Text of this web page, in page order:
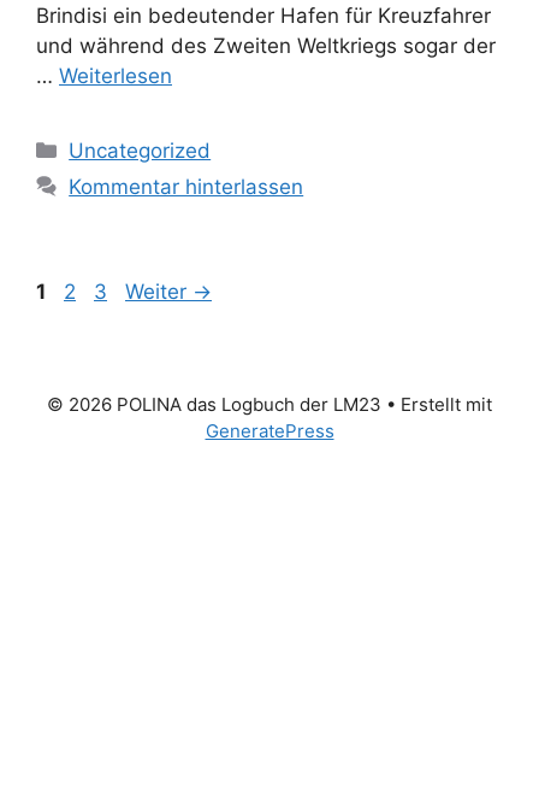
Brindisi ein bedeutender Hafen für Kreuzfahrer
und während des Zweiten Weltkriegs sogar der
… Weiterlesen
Kategorien
Uncategorized
Kommentar hinterlassen
Seite
1 Seite
2 Seite
3 Weiter →
© 2026 POLINA das Logbuch der LM23 • Erstellt mit
GeneratePress